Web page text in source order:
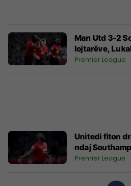
Man Utd 3-2
lojtarëve,
Premier League
Unitedi fiton
ndaj
Premier League